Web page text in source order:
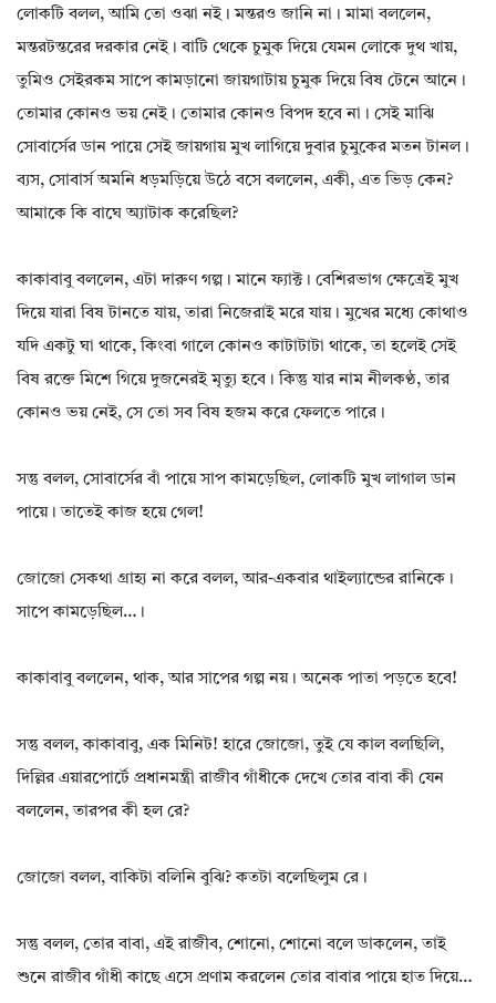
লোকটি বলল, আমি তো ওঝা নই। মন্তরও জানি না। মামা বললেন,
মন্তরটন্তরের দরকার নেই। বাটি থেকে চুমুক দিয়ে যেমন লোকে দুথ খায়,
তুমিও সেইরকম সাপে কামড়ানো জায়গাটায় চুমুক দিয়ে বিষ টেনে আনে।
তোমার কোনও ভয় নেই। তোমার কোনও বিপদ হবে না। সেই মাঝি
সোবার্সের ডান পায়ে সেই জায়গায় মুখ লাগিয়ে দুবার চুমুকের মতন টানল।
ব্যস, সোবার্স অমনি ধড়মড়িয়ে উঠে বসে বললেন, একী, এত ভিড় কেন?
আমাকে কি বাঘে অ্যাটাক করেছিল?
কাকাবাবু বললেন, এটা দারুণ গল্প। মানে ফ্যাক্ট। বেশিরভাগ ক্ষেত্রেই মুখ
দিয়ে যারা বিষ টানতে যায়, তারা নিজেরাই মরে যায়। মুখের মধ্যে কোথাও
যদি একটু ঘা থাকে, কিংবা গালে কোনও কাটাটাটা থাকে, তা হলেই সেই
বিষ রক্তে মিশে গিয়ে দুজনেরই মৃত্যু হবে। কিন্তু যার নাম নীলকণ্ঠ, তার
কোনও ভয় নেই, সে তো সব বিষ হজম করে ফেলতে পারে।
সন্তু বলল, সোবার্সের বাঁ পায়ে সাপ কামড়েছিল, লোকটি মুখ লাগাল ডান
পায়ে। তাতেই কাজ হয়ে গেল!
জোজো সেকথা গ্রাহ্য না করে বলল, আর-একবার থাইল্যান্ডের রানিকে।
সাপে কামড়েছিল…।
কাকাবাবু বললেন, থাক, আর সাপের গল্প নয়। অনেক পাতা পড়তে হবে!
সন্তু বলল, কাকাবাবু, এক মিনিট! হারে জোজো, তুই যে কাল বলছিলি,
দিল্লির এয়ারপোর্টে প্রধানমন্ত্রী রাজীব গাঁধীকে দেখে তোর বাবা কী যেন
বললেন, তারপর কী হল রে?
জোজো বলল, বাকিটা বলিনি বুঝি? কতটা বলেছিলুম রে।
সন্তু বলল, তোর বাবা, এই রাজীব, শোনো, শোনো বলে ডাকলেন, তাই
শুনে রাজীব গাঁধী কাছে এসে প্রণাম করলেন তোর বাবার পায়ে হাত দিয়ে…